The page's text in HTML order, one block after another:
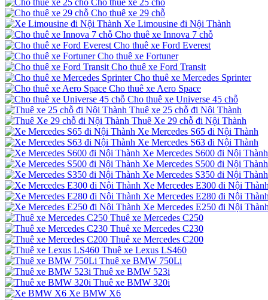
Cho thuê xe 25 chỗ
Cho thuê xe 29 chỗ
Xe Limousine đi Nội Thành
Cho thuê xe Innova 7 chỗ
Cho thuê xe Ford Everest
Cho thuê xe Fortuner
Cho thuê xe Ford Transit
Cho thuê xe Mercedes Sprinter
Cho thuê xe Aero Space
Cho thuê xe Universe 45 chỗ
Thuê xe 25 chỗ đi Nội Thành
Thuê Xe 29 chỗ đi Nội Thành
Xe Mercedes S65 đi Nội Thành
Xe Mercedes S63 đi Nội Thành
Xe Mercedes S600 đi Nội Thành
Xe Mercedes S500 đi Nội Thành
Xe Mercedes S350 đi Nội Thành
Xe Mercedes E300 đi Nội
Xe Mercedes E280 đi Nội
Xe Mercedes E250 đi Nội
Thuê xe Mercedes C250
Thuê xe Mercedes C230
Thuê xe Mercedes C200
Thuê xe Lexus LS460
Thuê xe BMW 750Li
Thuê xe BMW 523i
Thuê xe BMW 320i
Xe BMW X6